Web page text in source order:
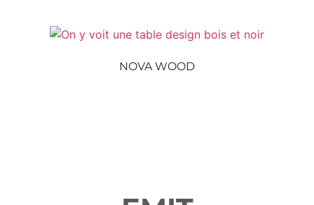
NOVA WOOD